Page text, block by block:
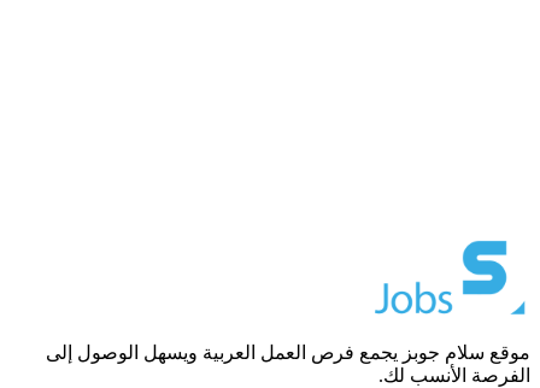
موقع سلام جوبز يجمع فرص العمل العربية ويسهل الوصول إلى
الفرصة الأنسب لك.